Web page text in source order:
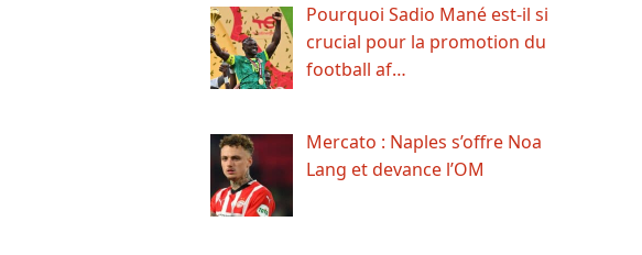
Pourquoi Sadio Mané est-il si
crucial pour la promotion du
football af…
Mercato : Naples s’offre Noa
Lang et devance l’OM